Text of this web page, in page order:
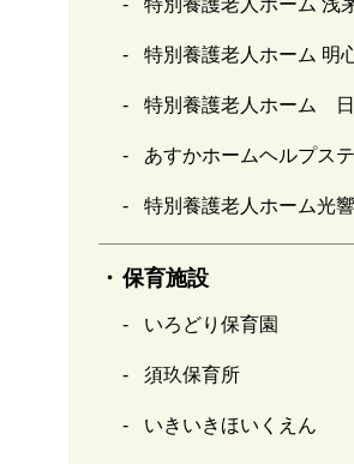
特別養護老人ホーム 浅
特別養護老人ホーム 明
特別養護老人ホーム
あすかホームヘルプス
特別養護老人ホーム光
保育施設
いろどり保育園
須玖保育所
いきいきほいくえん